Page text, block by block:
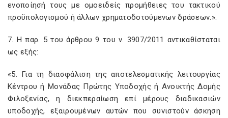
ενοποίησή τους με ομοειδείς προμήθειες του τακτικού
προϋπολογισμού ή άλλων χρηματοδοτούμενων δράσεων.».
7. Η παρ. 5 του άρθρου 9 του ν. 3907/2011 αντικαθίσταται
ως εξής:
«5. Για τη διασφάλιση της αποτελεσματικής λειτουργίας
Κέντρου ή Μονάδας Πρώτης Υποδοχής ή Ανοικτής Δομής
Φιλοξενίας, η διεκπεραίωση επί μέρους διαδικασιών
υποδοχής, εξαιρουμένων αυτών που συνιστούν άσκηση